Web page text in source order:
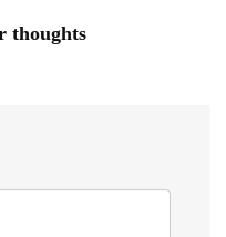
thoughts